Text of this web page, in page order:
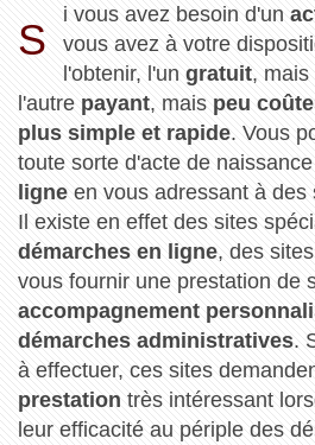
S
i vous avez besoin d'un
vous avez à votre
l'obtenir, l'ungratuit, mais
l'autre payant, mais peu
plus simple et rapide. Vous
toute sorte d'acte de
ligneen vous adressant à des
Il existe en effet des sites
démarches en ligne, des
vous fournir une prestation de
accompagnement
démarches administratives.
à effectuer, ces sites
prestation très intéressant
leur efficacité au périple des